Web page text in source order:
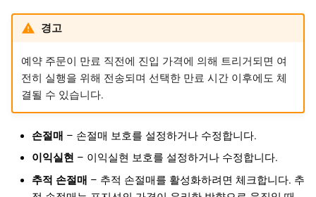
경고
예약 주문이 만료 직전에 진입 가격에 의해 트리거되면 여
전히 실행을 위해 전송되며 선택한 만료 시간 이후에도 체
결될 수 있습니다.
손절매 – 손절매 보호를 설정하거나 수정합니다.
이익실현 – 이익실현 보호를 설정하거나 수정합니다.
추적 손절매 – 추적 손절매를 활성화하려면 체크합니다. 추